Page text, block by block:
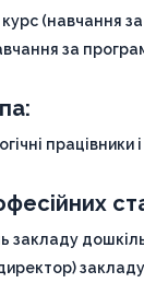
(навчання
за
працівники
закладу